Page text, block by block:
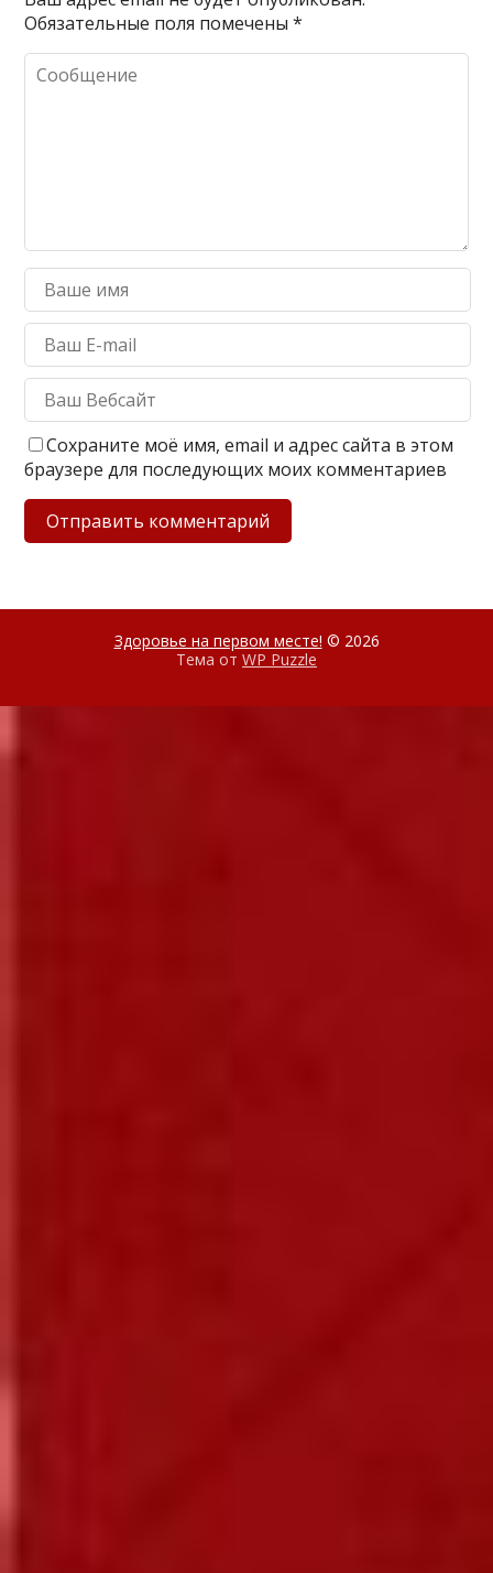
Обязательные поля помечены*
Сохраните моё имя, email и адрес сайта в этом
браузере для последующих моих комментариев
Здоровье на первом месте! © 2026
Тема от WP Puzzle